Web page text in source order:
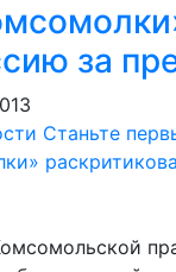
за
Станьте